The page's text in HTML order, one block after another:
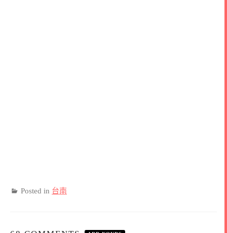
Posted in 台南